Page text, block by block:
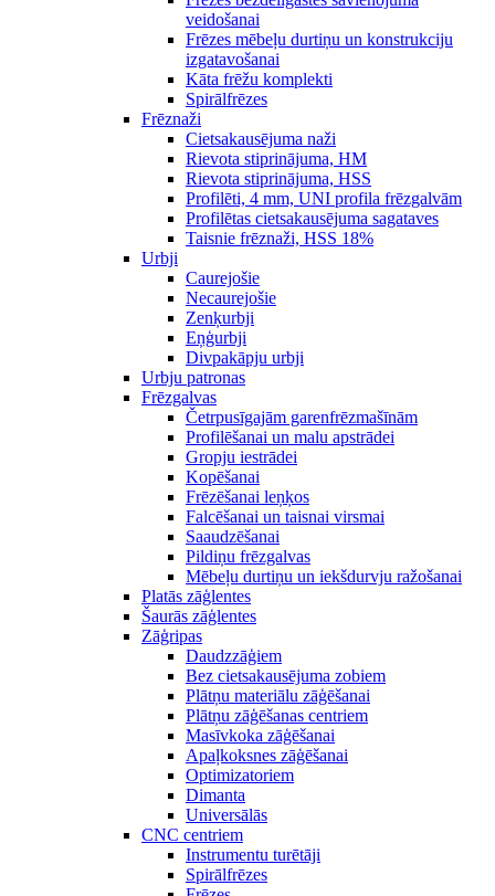
veidošanai
Frēzes mēbeļu durtiņu un konstrukciju
izgatavošanai
Kāta frēžu komplekti
Spirālfrēzes
Frēznaži
Cietsakausējuma naži
Rievota stiprinājuma, HM
Rievota stiprinājuma, HSS
Profilēti, 4 mm, UNI profila frēzgalvām
Profilētas cietsakausējuma sagataves
Taisnie frēznaži, HSS 18%
Urbji
Caurejošie
Necaurejošie
Zenķurbji
Eņģurbji
Divpakāpju urbji
Urbju patronas
Frēzgalvas
Četrpusīgajām garenfrēzmašīnām
Profilēšanai un malu apstrādei
Gropju iestrādei
Kopēšanai
Frēzēšanai leņķos
Falcēšanai un taisnai virsmai
Saaudzēšanai
Pildiņu frēzgalvas
Mēbeļu durtiņu un iekšdurvju ražošanai
Platās zāģlentes
Šaurās zāģlentes
Zāģripas
Daudzzāģiem
Bez cietsakausējuma zobiem
Plātņu materiālu zāģēšanai
Plātņu zāģēšanas centriem
Masīvkoka zāģēšanai
Apaļkoksnes zāģēšanai
Optimizatoriem
Dimanta
Universālās
CNC centriem
Instrumentu turētāji
Spirālfrēzes